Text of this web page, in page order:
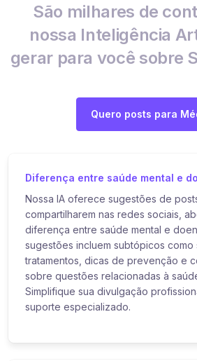
São milhares de
nossa Inteligência
gerar para você sobre
Quero posts para
Diferença entre saúde mental e
Nossa IA oferece sugestões de
compartilharem nas redes sociais,
diferença entre saúde mental e
sugestões incluem subtópicos como
tratamentos, dicas de prevenção e
sobre questões relacionadas à
Simplifique sua divulgação
suporte especializado.